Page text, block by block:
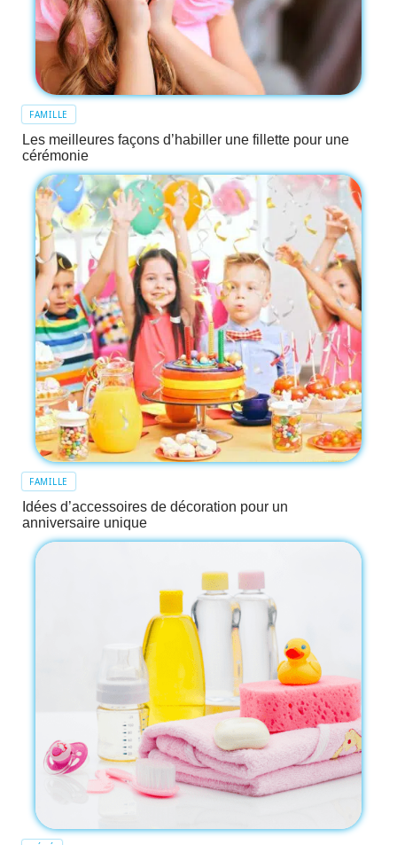
FAMILLE
Les meilleures façons d’habiller une fillette pour une
cérémonie
FAMILLE
Idées d’accessoires de décoration pour un
anniversaire unique